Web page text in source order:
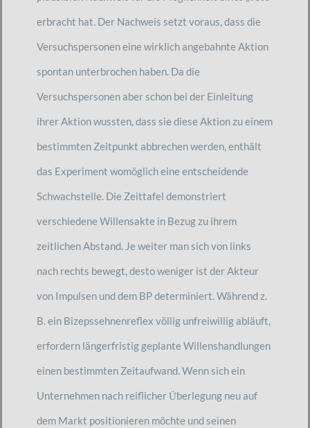
erbracht hat. Der Nachweis setzt voraus, dass die
Versuchspersonen eine wirklich angebahnte Aktion
spontan unterbrochen haben. Da die
Versuchspersonen aber schon bei der Einleitung
ihrer Aktion wussten, dass sie diese Aktion zu einem
bestimmten Zeitpunkt abbrechen werden, enthält
das Experiment womöglich eine entscheidende
Schwachstelle. Die Zeittafel demonstriert
verschiedene Willensakte in Bezug zu ihrem
zeitlichen Abstand. Je weiter man sich von links
nach rechts bewegt, desto weniger ist der Akteur
von Impulsen und dem BP determiniert. Während z.
B. ein Bizepssehnenreflex völlig unfreiwillig abläuft,
erfordern längerfristig geplante Willenshandlungen
einen bestimmten Zeitaufwand. Wenn sich ein
Unternehmen nach reiflicher Ü̈berlegung neu auf
dem Markt positionieren möchte und seinen